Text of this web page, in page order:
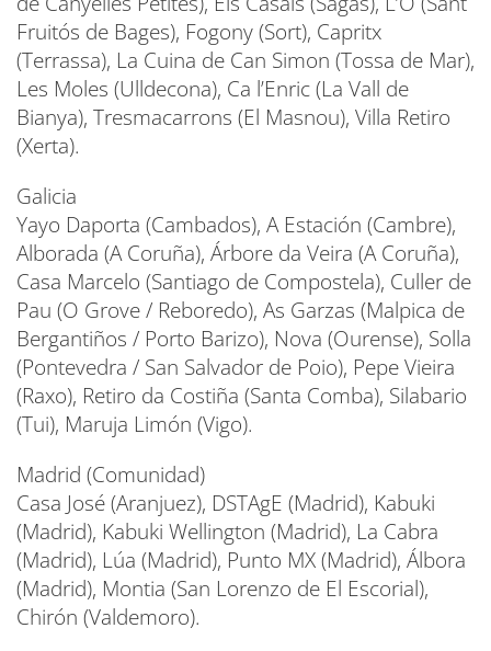
Fruitós de Bages), Fogony (Sort), Capritx
(Terrassa), La Cuina de Can Simon (Tossa de Mar),
Les Moles (Ulldecona), Ca l’Enric (La Vall de
Bianya), Tresmacarrons (El Masnou), Villa Retiro
(Xerta).
Galicia
Yayo Daporta (Cambados), A Estación (Cambre),
Alborada (A Coruña), Árbore da Veira (A Coruña),
Casa Marcelo (Santiago de Compostela), Culler de
Pau (O Grove / Reboredo), As Garzas (Malpica de
Bergantiños / Porto Barizo), Nova (Ourense), Solla
(Pontevedra / San Salvador de Poio), Pepe Vieira
(Raxo), Retiro da Costiña (Santa Comba), Silabario
(Tui), Maruja Limón (Vigo).
Madrid (Comunidad)
Casa José (Aranjuez), DSTAgE (Madrid), Kabuki
(Madrid), Kabuki Wellington (Madrid), La Cabra
(Madrid), Lúa (Madrid), Punto MX (Madrid), Álbora
(Madrid), Montia (San Lorenzo de El Escorial),
Chirón (Valdemoro).